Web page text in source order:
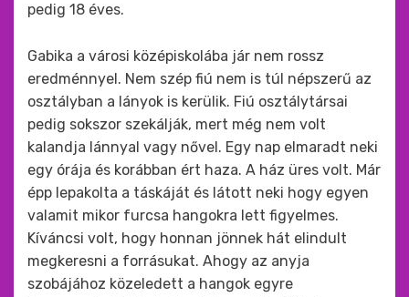
pedig 18 éves.
Gabika a városi középiskolába jár nem rossz
eredménnyel. Nem szép fiú nem is túl népszerű az
osztályban a lányok is kerülik. Fiú osztálytársai
pedig sokszor szekálják, mert még nem volt
kalandja lánnyal vagy nővel. Egy nap elmaradt neki
egy órája és korábban ért haza. A ház üres volt. Már
épp lepakolta a táskáját és látott neki hogy egyen
valamit mikor furcsa hangokra lett figyelmes.
Kíváncsi volt, hogy honnan jönnek hát elindult
megkeresni a forrásukat. Ahogy az anyja
szobájához közeledett a hangok egyre